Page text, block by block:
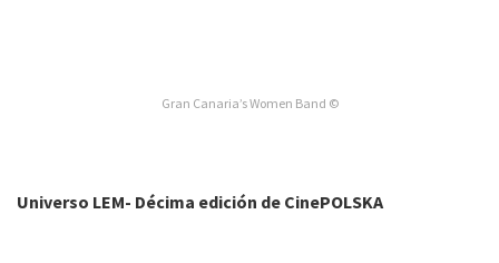
Gran Canaria’s Women Band ©
Universo LEM- Décima edición de CinePOLSKA